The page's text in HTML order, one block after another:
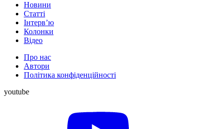
Новини
Статті
Інтерв’ю
Колонки
Відео
Про нас
Автори
Політика конфіденційності
youtube